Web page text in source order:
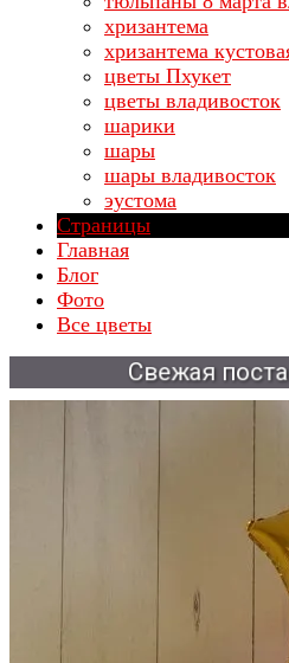
хризантема
хризантема
цветы Пхукет
цветы владивосток
шарики
шары
шары владивосток
эустома
Страницы
Главная
Блог
Фото
Все цветы
Свежая